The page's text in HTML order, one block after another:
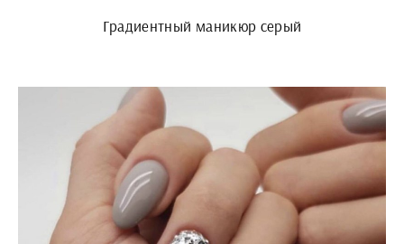
Градиентный маникюр серый